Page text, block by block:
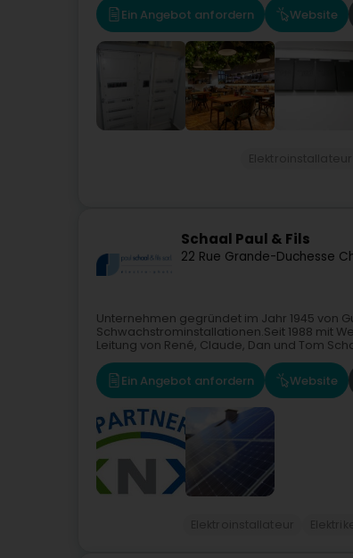
Ein Angebot anfordern Website
Schaal Paul & Fils
22 Rue Grande-Duchesse
Unternehmen gegründet im Jahr 1945 von
Schwachstrominstallationen.Seit 1988 mit
Leitung von René, Claude, Dan und Tom
Ein Angebot anfordern Website